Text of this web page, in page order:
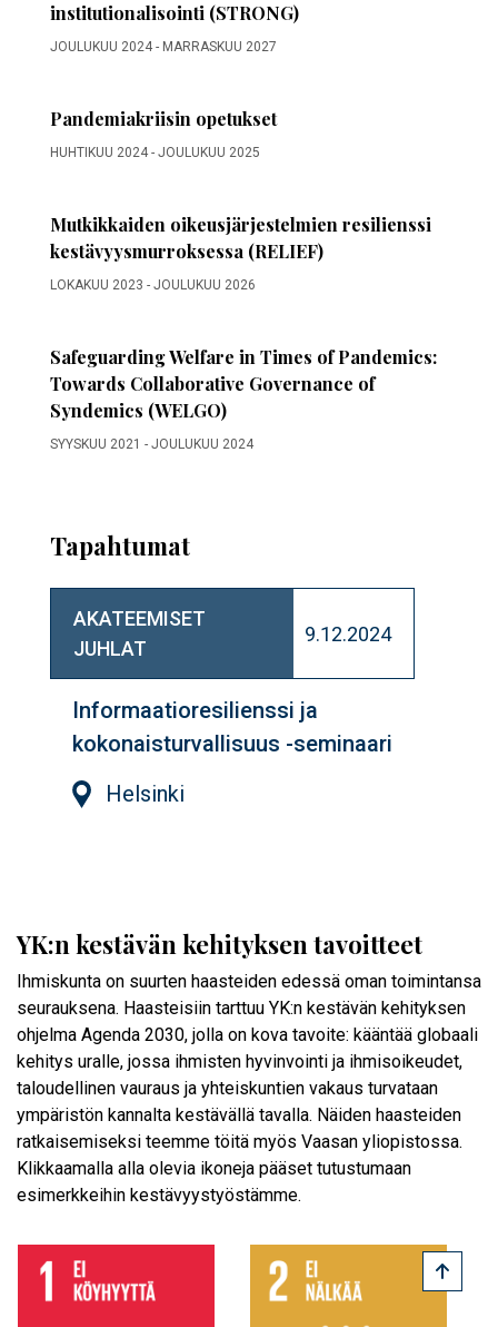
institutionalisointi (STRONG)
JOULUKUU 2024 - MARRASKUU 2027
Pandemiakriisin opetukset
HUHTIKUU 2024 - JOULUKUU 2025
Mutkikkaiden oikeusjärjestelmien resilienssi
kestävyysmurroksessa (RELIEF)
LOKAKUU 2023 - JOULUKUU 2026
Safeguarding Welfare in Times of Pandemics:
Towards Collaborative Governance of
Syndemics (WELGO)
SYYSKUU 2021 - JOULUKUU 2024
Tapahtumat
AKATEEMISET
JUHLAT
9.12.2024
Informaatioresilienssi ja
kokonaisturvallisuus -seminaari
Helsinki
YK:n kestävän kehityksen tavoitteet
Ihmiskunta on suurten haasteiden edessä oman toimintansa
seurauksena. Haasteisiin tarttuu YK:n kestävän kehityksen
ohjelma Agenda 2030, jolla on kova tavoite: kääntää globaali
kehitys uralle, jossa ihmisten hyvinvointi ja ihmisoikeudet,
taloudellinen vauraus ja yhteiskuntien vakaus turvataan
ympäristön kannalta kestävällä tavalla. Näiden haasteiden
ratkaisemiseksi teemme töitä myös Vaasan yliopistossa.
Klikkaamalla alla olevia ikoneja pääset tutustumaan
esimerkkeihin kestävyystyöstämme.